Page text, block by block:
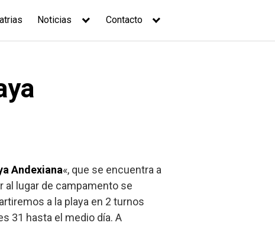
Noticias Contacto
Andexiana«, que se encuentra a
al lugar de campamento se
a la playa en 2 turnos
31 hasta el medio día. A